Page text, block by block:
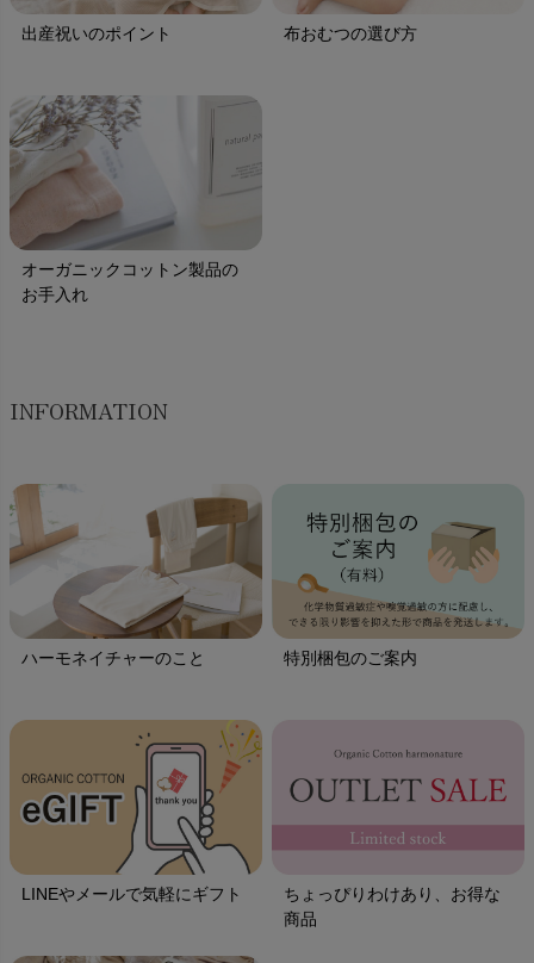
出産祝いのポイント 布おむつの選び方
オーガニックコットン製品の
お手入れ
INFORMATION
ハーモネイチャーのこと 特別梱包のご案内
LINEやメールで気軽にギフト
ちょっぴりわけあり、お得な
商品